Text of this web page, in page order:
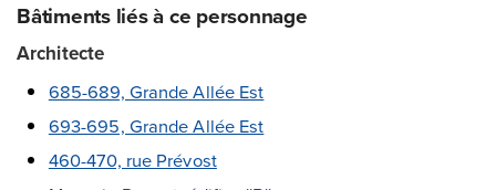
Bâtiments liés à ce personnage
Architecte
685-689, Grande Allée Est
693-695, Grande Allée Est
460-470, rue Prévost